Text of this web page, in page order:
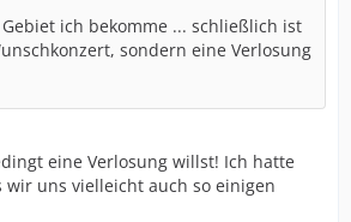
ich bekomme ... schließlich ist
sondern eine Verlosung
eine Verlosung willst! Ich hatte
wir uns vielleicht auch so einigen